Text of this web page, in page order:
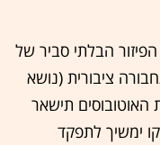
הבלתי סביר של
ציבורית (נושא
האוטובוסים תישאר
ימשיך לתפקד